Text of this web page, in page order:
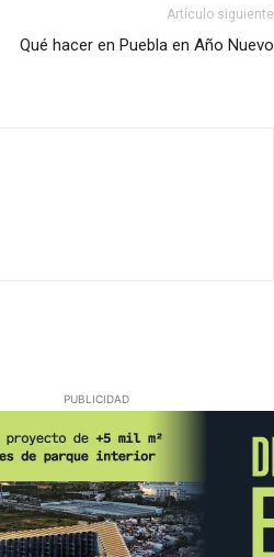
Artículo siguiente
Qué hacer en Puebla en Año Nuevo
PUBLICIDAD